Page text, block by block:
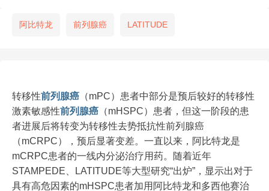
阿比特龙 前列腺癌 LATITUDE
转移性前列腺癌 （mPC）患者中部分是预后较好的转移性
激素敏感性前列腺癌 （mHSPC）患者，但这一阶段的患
者进展后将转变为转移性去势抵抗性前列腺癌
（mCRPC），预后显著变差。一直以来，阿比特龙是
mCRPC患者的一线内分泌治疗用药。随着近年
STAMPEDE、LATITUDE等大型研究“出炉”，显示出对于
具有高危因素的mHSPC患者加用阿比特龙和多西他赛治